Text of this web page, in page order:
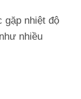
gặp nhiệt độ
nhiều